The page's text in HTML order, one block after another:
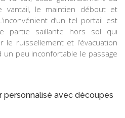
vantail, le maintien débout et
d’un tel portail est
partie saillante hors sol qui
ruissellement et l’évacuation
peu inconfortable le passage
personnalisé avec découpes